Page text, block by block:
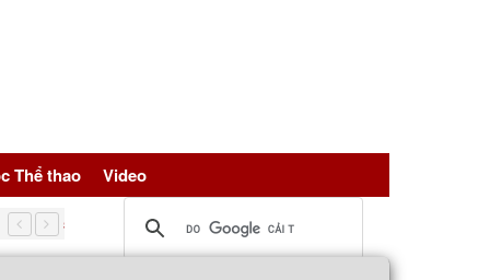
Thể thao Video
5 nguồn đạm vàng giúp trẻ hóa tế bài, bảo vệ sức khỏe toàn